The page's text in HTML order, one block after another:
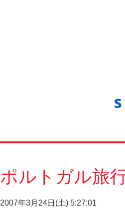
ポルトガル旅
2007年3月24日(土) 5:27:01